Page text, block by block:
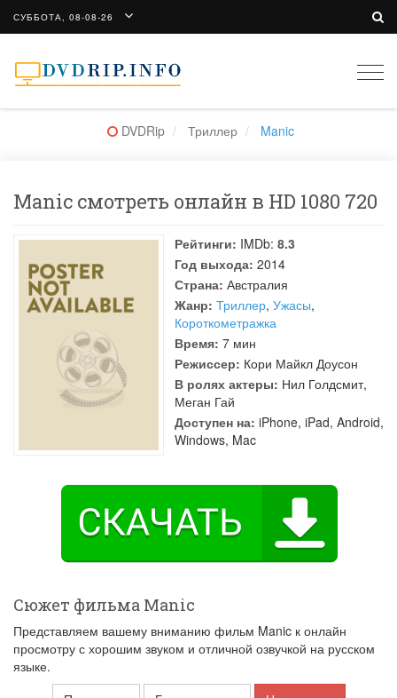
СУББОТА, 08-08-26
DVDRip Триллер Manic
Manic смотреть онлайн в HD 1080 720
Рейтинги: IMDb: 8.3
Год выхода: 2014
Страна: Австралия
Жанр: Триллер, Ужасы,
Короткометражка
Время: 7 мин
Режиссер: Кори Майкл Доусон
В ролях актеры: Нил Голдсмит,
Меган Гай
Доступен на: iPhone, iPad, Android,
Windows, Mac
Сюжет фильма Manic
Представляем вашему вниманию фильм Manic к онлайн
просмотру с хорошим звуком и отличной озвучкой на русском
языке.